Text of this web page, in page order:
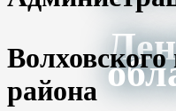
района